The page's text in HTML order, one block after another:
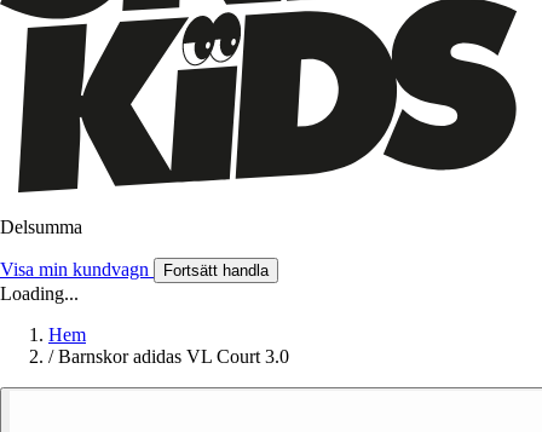
Delsumma
Visa min kundvagn Fortsätt handla
Loading...
Hem
/ Barnskor adidas VL Court 3.0